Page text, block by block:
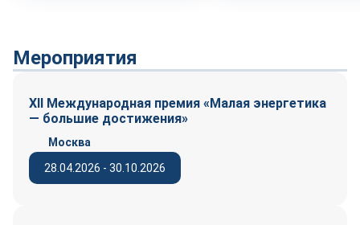
Мероприятия
XII Международная премия «Малая энергетика
— большие достижения»
28.04.2026 - 30.10.2026
Москва